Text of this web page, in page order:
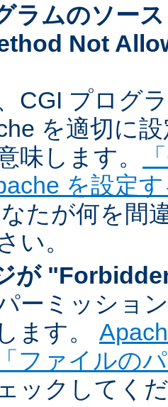
ラムのソー
Not
CGI プログ
を適切に
味します。
を設定
たが何を間
い。
が
ーミッショ
ます。
「ファイルの
ックしてく